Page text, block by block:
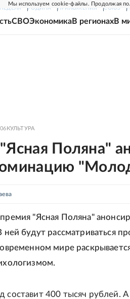
Мы используем cookie-файлы. Продолжая
НЕДЕЛЯ РОДИНА ПРИЛОЖЕНИЯ СОЮЗ
СВОЭкономикаВ регионахВ
КУЛЬТУРА
Поляна"
"Ясная Поляна"
будут рассматриваться
мире
составит 400 тысяч рублей.